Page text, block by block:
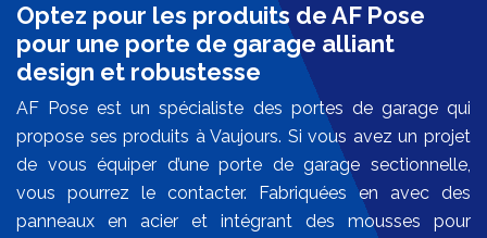
Optez pour les produits de AF Pose
pour une porte de garage alliant
design et robustesse
AF Pose est un spécialiste des portes de garage qui
propose ses produits à Vaujours. Si vous avez un projet
de vous équiper d’une porte de garage sectionnelle,
vous pourrez le contacter. Fabriquées en avec des
panneaux en acier et intégrant des mousses pour